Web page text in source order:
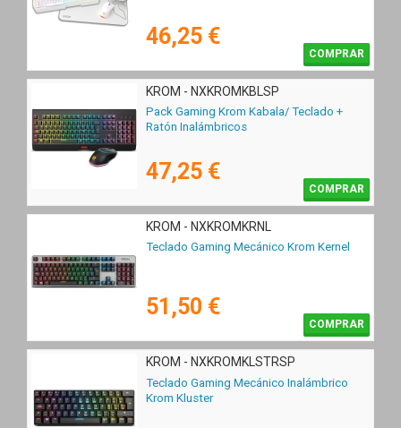
46,25 €
COMPRAR
KROM - NXKROMKBLSP
Pack Gaming Krom Kabala/ Teclado +
Ratón Inalámbricos
47,25 €
COMPRAR
KROM - NXKROMKRNL
Teclado Gaming Mecánico Krom Kernel
51,50 €
COMPRAR
KROM - NXKROMKLSTRSP
Teclado Gaming Mecánico Inalámbrico
Krom Kluster